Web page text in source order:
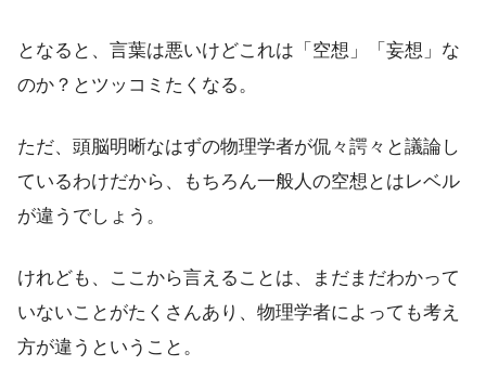
となると、言葉は悪いけどこれは「空想」「妄想」な
のか？とツッコミたくなる。
ただ、頭脳明晰なはずの物理学者が侃々諤々と議論し
ているわけだから、もちろん一般人の空想とはレベル
が違うでしょう。
けれども、ここから言えることは、まだまだわかって
いないことがたくさんあり、物理学者によっても考え
方が違うということ。